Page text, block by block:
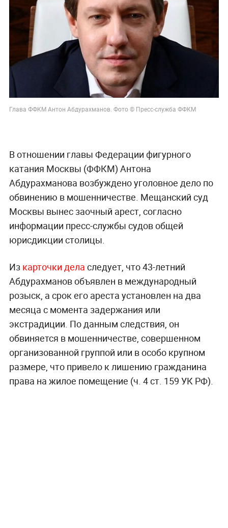
Глава ФФКМ Антон Абдурахманов. Фото © Пресс-служба ФФКМ
В отношении главы Федерации фигурного
катания Москвы (ФФКМ) Антона
Абдурахманова возбуждено уголовное дело по
обвинению в мошенничестве. Мещанский суд
Москвы вынес заочный арест, согласно
информации пресс-службы судов общей
юрисдикции столицы.
Из карточки дела следует, что 43-летний
Абдурахманов объявлен в международный
розыск, а срок его ареста установлен на два
месяца с момента задержания или
экстрадиции. По данным следствия, он
обвиняется в мошенничестве, совершенном
организованной группой или в особо крупном
размере, что привело к лишению гражданина
права на жилое помещение (ч. 4 ст. 159 УК РФ).